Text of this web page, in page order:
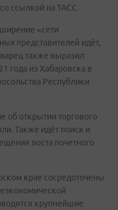
ссылкой на ТАСС.
«сети
представителей идёт,
также выразил
года из Хабаровска в
Республики
об открытии торгового
Также идёт поиск и
поста почетного
крае сосредоточены
крупнейшие